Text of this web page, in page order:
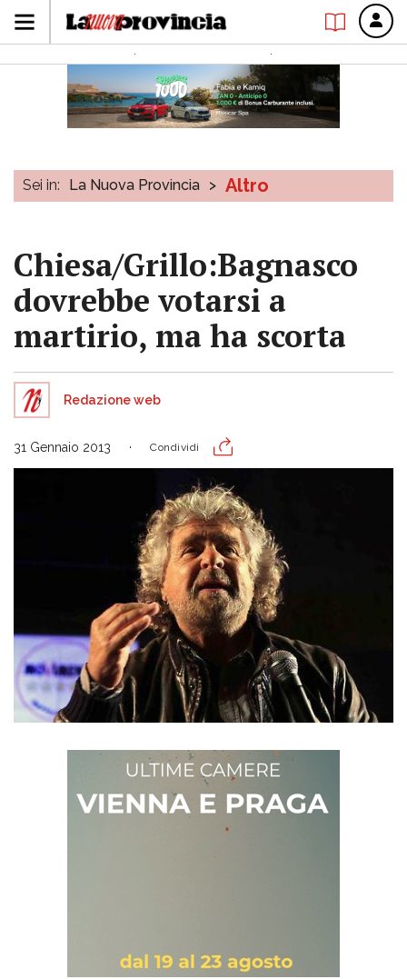
Sei in: La Nuova Provincia > Altro
Chiesa/Grillo:Bagnasco
dovrebbe votarsi a
martirio, ma ha scorta
Redazione web
31 Gennaio 2013 Condividi